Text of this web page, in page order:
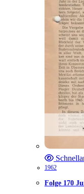
1962
Folge 170